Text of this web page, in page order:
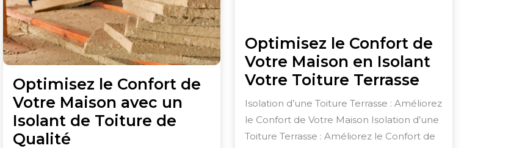
Optimisez le Confort de
Votre Maison avec un
Isolant de Toiture de
Qualité
Optimisez le Confort de
Votre Maison en Isolant
Votre Toiture Terrasse
le
Confort
de
Isolation d’une Toiture Terrasse : Améliorez
le Confort de Votre Maison Isolation d’une
Toiture Terrasse : Améliorez le Confort de